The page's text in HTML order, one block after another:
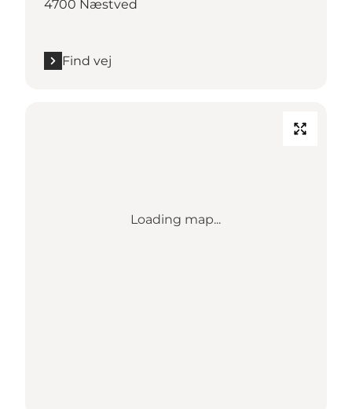
4700 Næstved
Find vej
Loading map...